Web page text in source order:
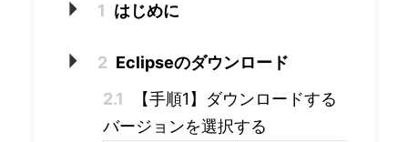
1 はじめに
2 Eclipseのダウンロード
2.1
【手順1】ダウンロードする
バージョンを選択する